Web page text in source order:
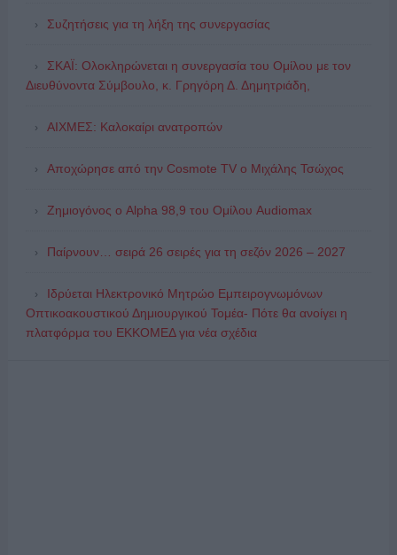
Συζητήσεις για τη λήξη της συνεργασίας
ΣΚΑΪ: Ολοκληρώνεται η συνεργασία του Ομίλου με τον
Διευθύνοντα Σύμβουλο, κ. Γρηγόρη Δ. Δημητριάδη,
ΑΙΧΜΕΣ: Καλοκαίρι ανατροπών
Αποχώρησε από την Cosmote TV o Μιχάλης Τσώχος
Ζημιογόνος ο Alpha 98,9 του Ομίλου Audiomax
Παίρνουν… σειρά 26 σειρές για τη σεζόν 2026 – 2027
Ιδρύεται Ηλεκτρονικό Μητρώο Εμπειρογνωμόνων
Οπτικοακουστικού Δημιουργικού Τομέα- Πότε θα ανοίγει η
πλατφόρμα του ΕΚΚΟΜΕΔ για νέα σχέδια